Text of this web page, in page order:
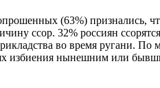
(63%) признались,
ссор. 32% россиян
во время ругани.
избиения нынешним или